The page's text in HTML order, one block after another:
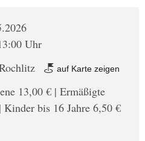
Uhr
auf Karte zeigen
13,00 € | Ermäßigte
Kinder bis 16 Jahre 6,50 €